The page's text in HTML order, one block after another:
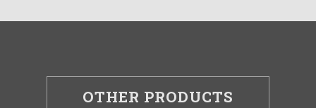
OTHER PRODUCTS